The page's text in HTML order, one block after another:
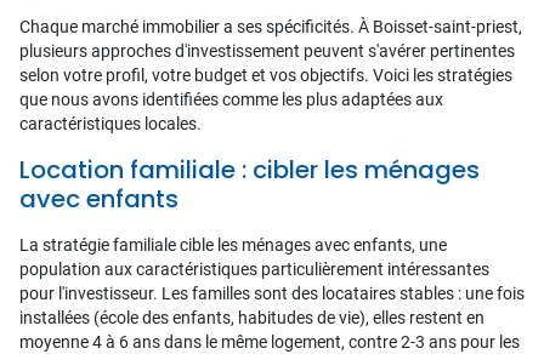
Chaque marché immobilier a ses spécificités. À Boisset-saint-priest,
plusieurs approches d'investissement peuvent s'avérer pertinentes
selon votre profil, votre budget et vos objectifs. Voici les stratégies
que nous avons identifiées comme les plus adaptées aux
caractéristiques locales.
Location familiale : cibler les ménages
avec enfants
La stratégie familiale cible les ménages avec enfants, une
population aux caractéristiques particulièrement intéressantes
pour l'investisseur. Les familles sont des locataires stables : une fois
installées (école des enfants, habitudes de vie), elles restent en
moyenne 4 à 6 ans dans le même logement, contre 2-3 ans pour les